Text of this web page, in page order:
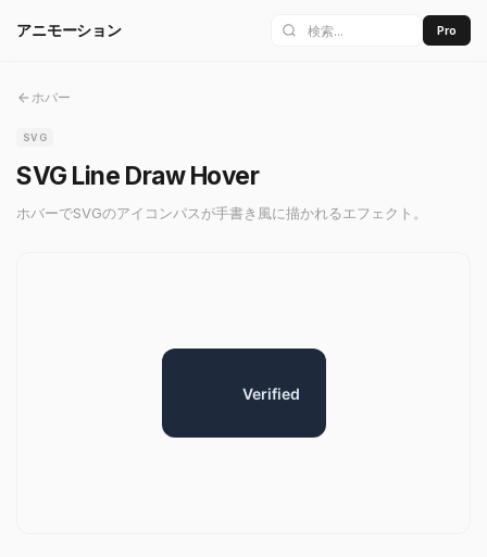
アニモーション Pro
ホバー
SVG
SVG Line Draw Hover
ホバーでSVGのアイコンパスが手書き風に描かれるエフェクト。